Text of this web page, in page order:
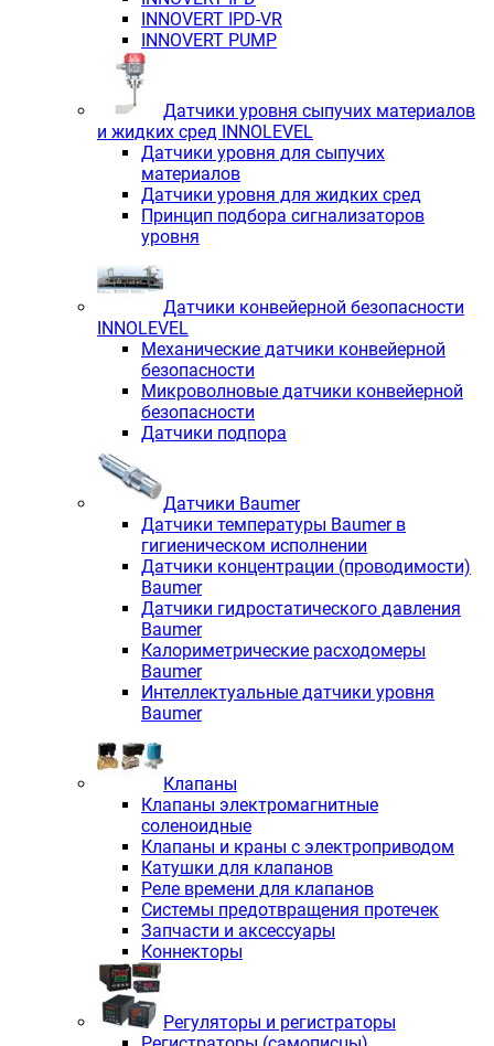
INNOVERT IРD-VR
INNOVERT PUMP
Датчики уровня сыпучих материалов
и жидких сред INNOLEVEL
Датчики уровня для сыпучих
материалов
Датчики уровня для жидких сред
Принцип подбора сигнализаторов
уровня
Датчики конвейерной безопасности
INNOLEVEL
Механические датчики конвейерной
безопасности
Микроволновые датчики конвейерной
безопасности
Датчики подпора
Датчики Baumer
Датчики температуры Baumer в
гигиеническом исполнении
Датчики концентрации (проводимости)
Baumer
Датчики гидростатического давления
Baumer
Калориметрические расходомеры
Baumer
Интеллектуальные датчики уровня
Baumer
Клапаны
Клапаны электромагнитные
соленоидные
Клапаны и краны с электроприводом
Катушки для клапанов
Реле времени для клапанов
Системы предотвращения протечек
Запчасти и аксессуары
Коннекторы
Регуляторы и регистраторы